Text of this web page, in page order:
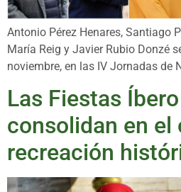
Antonio Pérez Henares, Santiago
María Reig y Javier Rubio Donzé
noviembre, en las IV Jornadas de
Las Fiestas
consolidan en el
recreación